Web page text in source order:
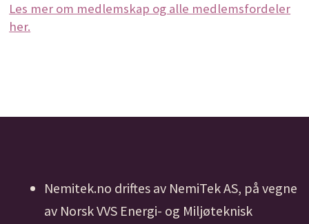
Les mer om medlemskap og alle medlemsfordeler
her.
Nemitek.no driftes av NemiTek AS, på vegne
av Norsk VVS Energi- og Miljøteknisk